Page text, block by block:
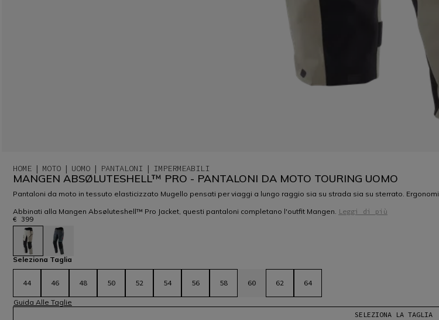
HOME MOTO UOMO PANTALONI IMPERMEABILI
MANGEN ABSØLUTESHELL™ PRO - PANTALONI DA MOTO TOURING UOMO
Pantaloni da moto in tessuto elasticizzato Mugello pensati per viaggi a lungo raggio sia su strada sia su sterrato.
Abbinati alla Mangen Absøluteshell™ Pro Jacket, questi pantaloni completano l'outfit Mangen. Leggi di più
€ 399
selezionato
Seleziona Taglia
44 46 48 50 52 54 56 58 60 62 64
Guida Alle Taglie
SELEZIONA LA TAGLIA